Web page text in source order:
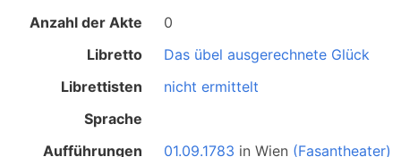
Anzahl der Akte
0
Libretto
Das übel ausgerechnete Glück
Librettisten
nicht ermittelt
Sprache
Aufführungen
01.09.1783 inWien (Fasantheater)